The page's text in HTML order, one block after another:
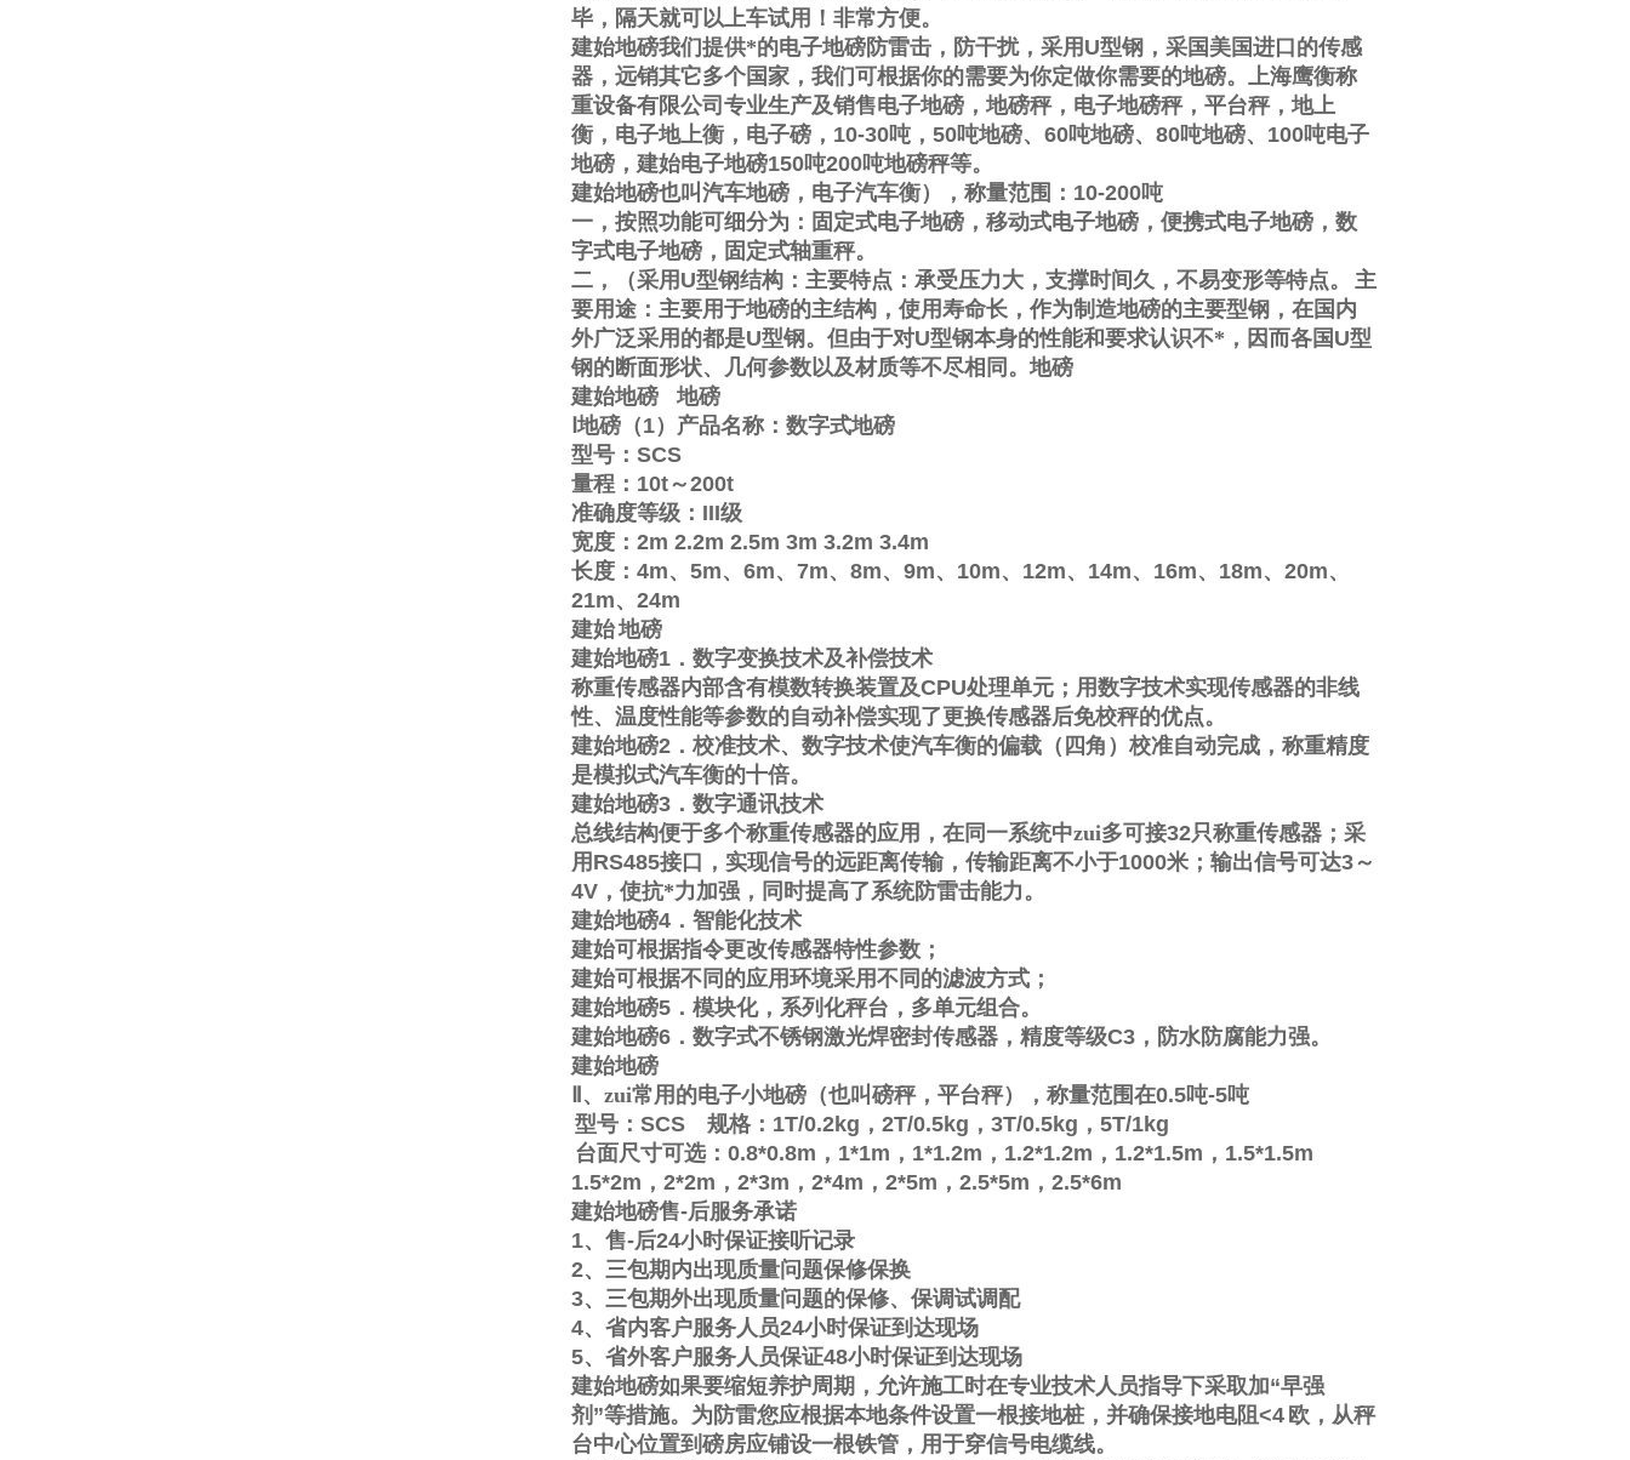
毕，隔天就可以上车试用！非常方便。
建始地磅我们提供*的电子地磅防雷击，防干扰，采用 U型钢，采国美国进口的传感
器，远销其它多个国家，我们可根据你的需要为你定做你需要的地磅。上海鹰衡称
重设备有限公司专业生产及销售电子地磅，地磅秤，电子地磅秤，平台秤，地上
衡，电子地上衡，电子磅， 10-30吨， 50吨地磅、 60吨地磅、 80吨地磅、 100吨电子
地磅，建始电子地磅150吨200吨地磅秤等。
建始地磅也叫汽车地磅，电子汽车衡），称量范围： 10-200吨
一，按照功能可细分为：固定式电子地磅，移动式电子地磅，便携式电子地磅，数
字式电子地磅，固定式轴重秤。
二，（采用 U型钢结构：主要特点：承受压力大，支撑时间久，不易变形等特点。
主
要用途：主要用于地磅的主结构，使用寿命长，作为制造地磅的主要型钢，在国内
外广泛采用的都是U型钢。但由于对U型钢本身的性能和要求认识不*，因而各国 U型
钢的断面形状、几何参数以及材质等不尽相同。地磅
建始地磅
地磅
地磅（1）产品名称：数字式地磅
型号： SCS
量程： 10t～200t
准确度等级： III级
宽度： 2m 2.2m 2.5m 3m 3.2m 3.4m
长度： 4m、 5m、 6m、 7m、 8m、 9m、 10m、 12m、 14m、 16m、 18m、 20m、
21m、 24m
建始地磅
建始地磅1 ．数字变换技术及补偿技术
称重传感器内部含有模数转换装置及CPU处理单元；用数字技术实现传感器的非线
性、温度性能等参数的自动补偿实现了更换传感器后免校秤的优点。
建始地磅2 ．校准技术、数字技术使汽车衡的偏载（四角）校准自动完成，称重精度
是模拟式汽车衡的十倍。
建始地磅3 ．数字通讯技术
总线结构便于多个称重传感器的应用，在同一系统中zui多可接32只称重传感器；采
用 RS485接口，实现信号的远距离传输，传输距离不小于1000米；输出信号可达3～
4V ，使抗*力加强，同时提高了系统防雷击能力。
建始地磅4 ．智能化技术
建始可根据指令更改传感器特性参数；
建始可根据不同的应用环境采用不同的滤波方式；
建始地磅5 ．模块化，系列化秤台，多单元组合。
建始地磅6 ．数字式不锈钢激光焊密封传感器，精度等级C3 ，防水防腐能力强。
建始地磅
、zui常用的电子小地磅（也叫磅秤，平台秤），称量范围在0.5吨-5吨
型号： SCS 规格： 1T/0.2kg ， 2T/0.5kg ， 3T/0.5kg ， 5T/1kg
台面尺寸可选： 0.8*0.8m ， 1*1m ， 1*1.2m ， 1.2*1.2m ， 1.2*1.5m ， 1.5*1.5m
1.5*2m ， 2*2m ， 2*3m ， 2*4m ， 2*5m ， 2.5*5m ， 2.5*6m
建始地磅售-后服务承诺
1、售-后24小时保证接听记录
2、三包期内出现质量问题保修保换
3、三包期外出现质量问题的保修、保调试调配
4、省内客户服务人员24小时保证到达现场
5、省外客户服务人员保证48小时保证到达现场
建始地磅如果要缩短养护周期，允许施工时在专业技术人员指导下采取加“早强
剂 ”等措施。为防雷您应根据本地条件设置一根接地桩，并确保接地电阻<4 欧，从秤
台中心位置到磅房应铺设一根铁管，用于穿信号电缆线。